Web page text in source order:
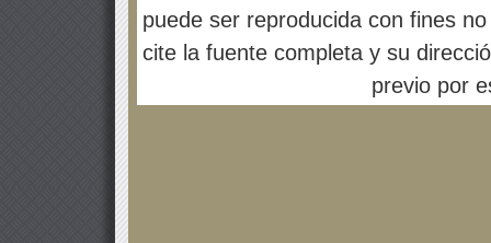
puede ser reproducida con fines
cite la fuente completa y su
previo por